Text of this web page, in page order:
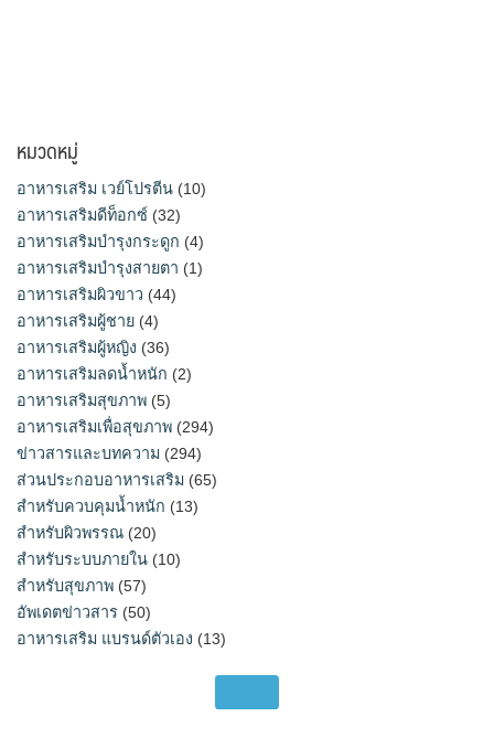
หมวดหมู่
อาหารเสริม เวย์โปรตีน (10)
อาหารเสริมดีท็อกซ์ (32)
อาหารเสริมบำรุงกระดูก (4)
อาหารเสริมบำรุงสายตา (1)
อาหารเสริมผิวขาว (44)
อาหารเสริมผู้ชาย (4)
อาหารเสริมผู้หญิง (36)
อาหารเสริมลดน้ำหนัก (2)
อาหารเสริมสุขภาพ (5)
อาหารเสริมเพื่อสุขภาพ (294)
ข่าวสารและบทความ (294)
ส่วนประกอบอาหารเสริม (65)
สำหรับควบคุมน้ำหนัก (13)
สำหรับผิวพรรณ (20)
สำหรับระบบภายใน (10)
สำหรับสุขภาพ (57)
อัพเดตข่าวสาร (50)
อาหารเสริม แบรนด์ตัวเอง (13)